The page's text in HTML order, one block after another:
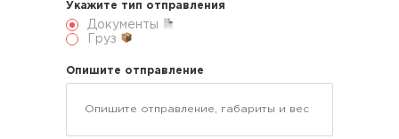
Укажите тип отправления
Документы
Груз
Опишите отправление